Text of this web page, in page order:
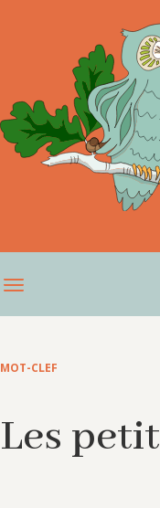
MOT-CLEF
Les